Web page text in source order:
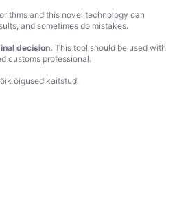
and this novel technology can
and sometimes do mistakes.
decision. This tool should be used with
customs professional.
õigused kaitstud.